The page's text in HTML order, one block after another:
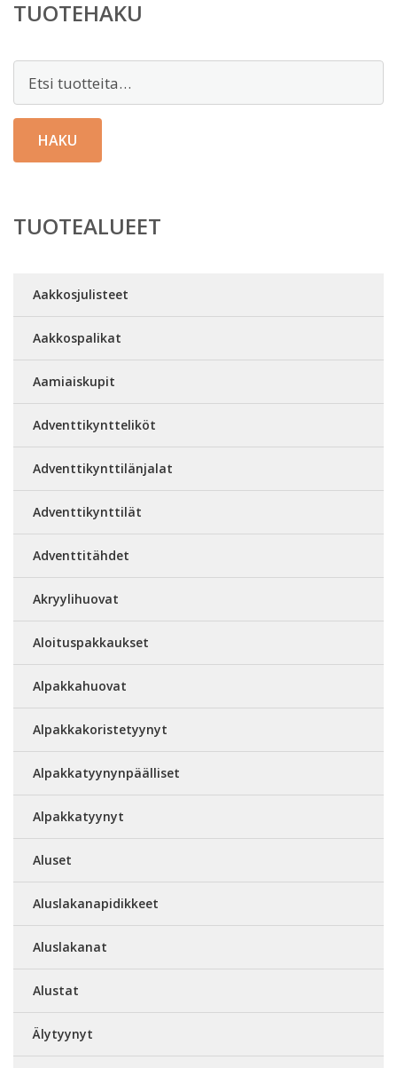
TUOTEHAKU
HAKU
TUOTEALUEET
Aakkosjulisteet
Aakkospalikat
Aamiaiskupit
Adventtikyntteliköt
Adventtikynttilänjalat
Adventtikynttilät
Adventtitähdet
Akryylihuovat
Aloituspakkaukset
Alpakkahuovat
Alpakkakoristetyynyt
Alpakkatyynynpäälliset
Alpakkatyynyt
Aluset
Aluslakanapidikkeet
Aluslakanat
Alustat
Älytyynyt